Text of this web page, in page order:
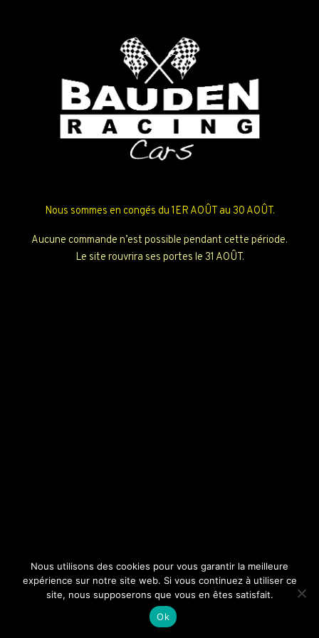
Nous sommes en congés du 1ER AOÛT au 30 AOÛT.
Aucune commande n’est possible pendant cette période.
Le site rouvrira ses portes le 31 AOÛT.
Nous utilisons des cookies pour vous garantir la meilleure
expérience sur notre site web. Si vous continuez à utiliser ce
site, nous supposerons que vous en êtes satisfait.
Ok